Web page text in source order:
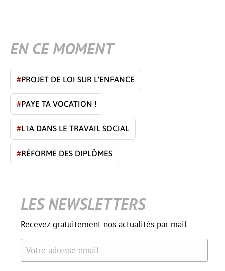
EN CE MOMENT
#PROJET DE LOI SUR L'ENFANCE
#PAYE TA VOCATION !
#L'IA DANS LE TRAVAIL SOCIAL
#RÉFORME DES DIPLÔMES
LES NEWSLETTERS
Recevez gratuitement nos actualités par mail
Votre adresse email